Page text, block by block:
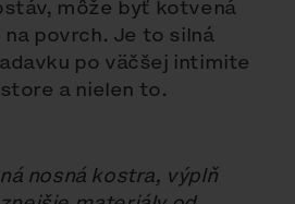
môže byť kotvená
povrch. Je to silná
po väčšej intimite
a nielen to.
nosná kostra, výplň